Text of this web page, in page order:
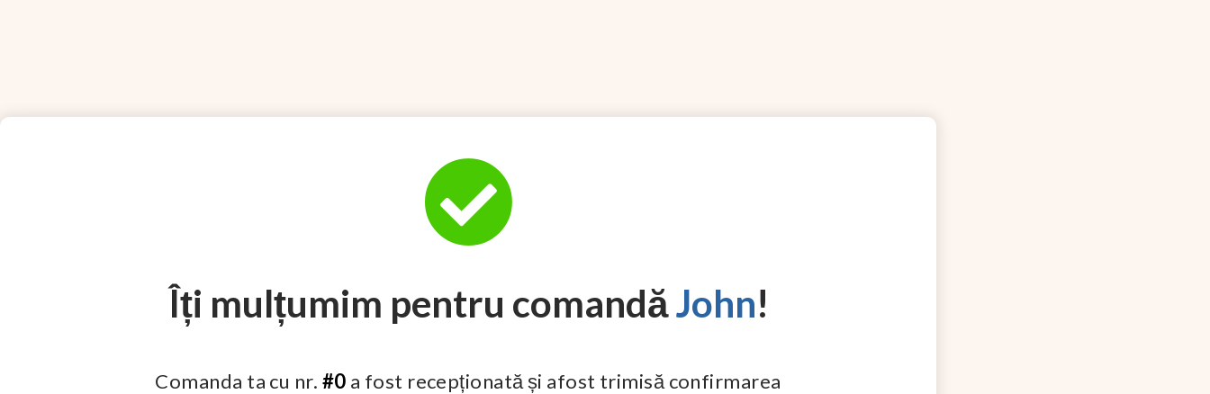
Îți mulțumim pentru comandăJohn!
Comanda ta cu nr. #0 a fost recepționată și afost trimisă confirmarea